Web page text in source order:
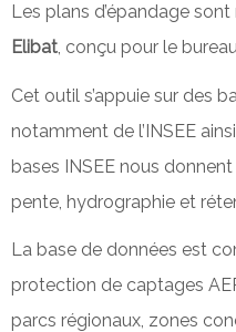
Les plans d’épandage
Elibat, conçu pour le
Cet outil s’appuie sur des
notamment de l’INSEE
bases INSEE nous donnent
pente, hydrographie et
La base de données est
protection de captages
parcs régionaux, zones